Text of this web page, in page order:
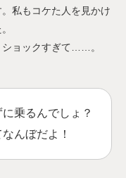
私もコケた人を見かけ
ショックすぎて……。
乗るんでしょ？
んぼだよ！